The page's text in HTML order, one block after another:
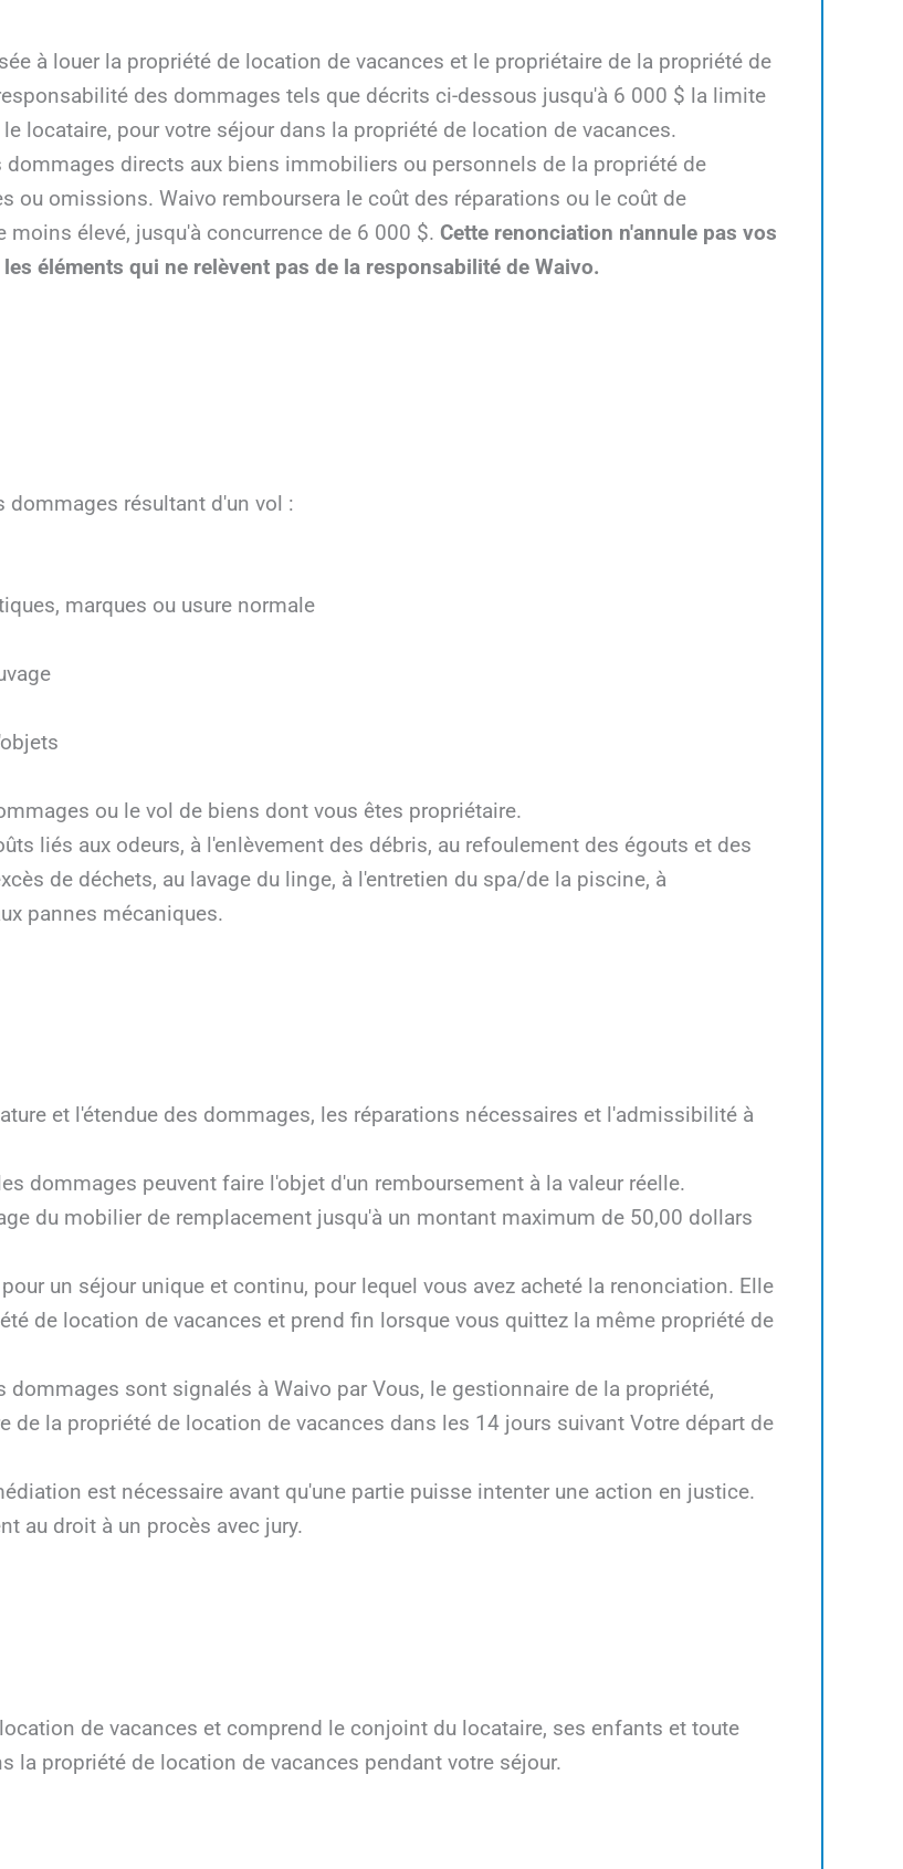
à louer la propriété de location de vacances et le propriétaire de la propriété de
des dommages tels que décrits ci-dessous jusqu'à 6 000 $ la limite
locataire, pour votre séjour dans la propriété de location de vacances.
directs aux biens immobiliers ou personnels de la propriété de
ou omissions. Waivo remboursera le coût des réparations ou le coût de
élevé, jusqu'à concurrence de 6 000 $. Cette renonciation n'annule pas vos
éléments qui ne relèvent pas de la responsabilité de Waivo.
dommages résultant d'un vol :
marques ou usure normale
ou le vol de biens dont vous êtes propriétaire.
liés aux odeurs, à l'enlèvement des débris, au refoulement des égouts et des
de déchets, au lavage du linge, à l'entretien du spa/de la piscine, à
pannes mécaniques.
et l'étendue des dommages, les réparations nécessaires et l'admissibilité à
dommages peuvent faire l'objet d'un remboursement à la valeur réelle.
du mobilier de remplacement jusqu'à un montant maximum de 50,00 dollars
un séjour unique et continu, pour lequel vous avez acheté la renonciation. Elle
de location de vacances et prend fin lorsque vous quittez la même propriété de
sont signalés à Waivo par Vous, le gestionnaire de la propriété,
de la propriété de location de vacances dans les 14 jours suivant Votre départ de
est nécessaire avant qu'une partie puisse intenter une action en justice.
au droit à un procès avec jury.
de vacances et comprend le conjoint du locataire, ses enfants et toute
la propriété de location de vacances pendant votre séjour.